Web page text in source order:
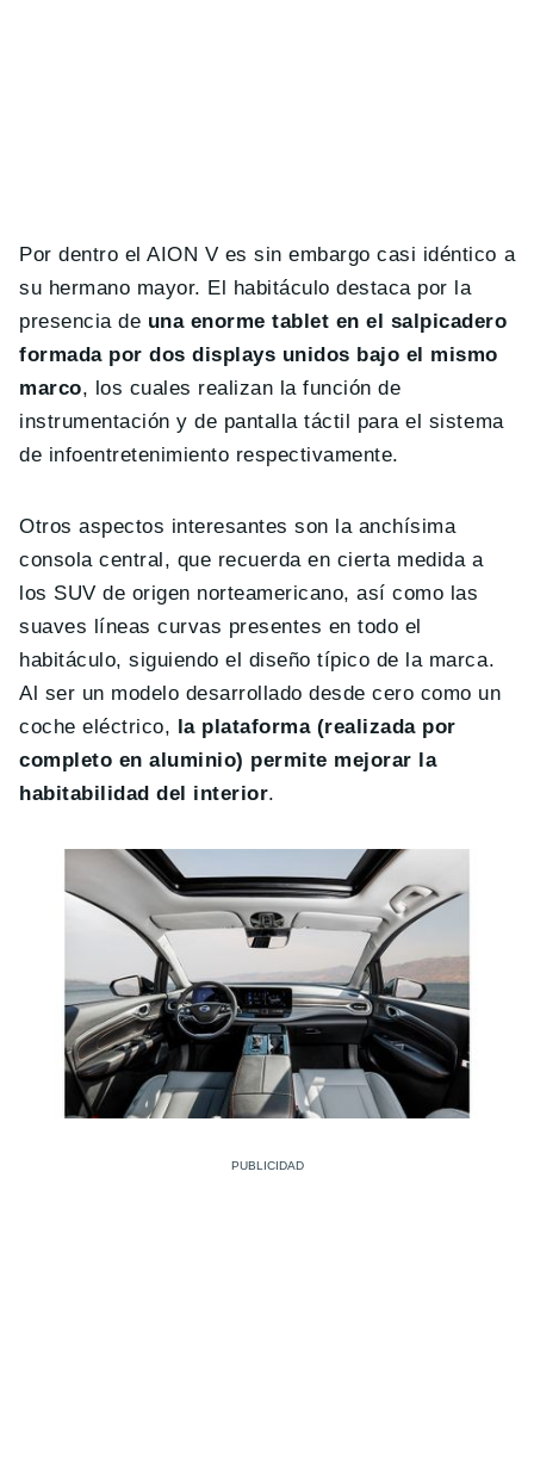
Por dentro el AION V es sin embargo casi idéntico a
su hermano mayor. El habitáculo destaca por la
presencia de una enorme tablet en el salpicadero
formada por dos displays unidos bajo el mismo
marco, los cuales realizan la función de
instrumentación y de pantalla táctil para el sistema
de infoentretenimiento respectivamente.
Otros aspectos interesantes son la anchísima
consola central, que recuerda en cierta medida a
los SUV de origen norteamericano, así como las
suaves líneas curvas presentes en todo el
habitáculo, siguiendo el diseño típico de la marca.
Al ser un modelo desarrollado desde cero como un
coche eléctrico, la plataforma (realizada por
completo en aluminio) permite mejorar la
habitabilidad del interior.